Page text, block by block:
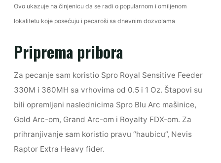
Ovo ukazuje na činjenicu da se radi o popularnom i omiljenom
lokalitetu koje posećuju i pecaroši sa dnevnim dozvolama
Priprema pribora
Za pecanje sam koristio Spro Royal Sensitive Feeder
330M i 360MH sa vrhovima od 0.5 i 1 Oz. Štapovi su
bili opremljeni naslednicima Spro Blu Arc mašinice,
Gold Arc-om, Grand Arc-om i Royalty FDX-om. Za
prihranjivanje sam koristio pravu “haubicu”, Nevis
Raptor Extra Heavy fider.